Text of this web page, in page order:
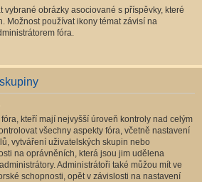
vybrané obrázky asociované s příspěvky, které
Možnost používat ikony témat závisí na
fóra.
kteří mají nejvyšší úroveň kontroly nad celým
všechny aspekty fóra, včetně nastavení
vytváření uživatelských skupin nebo
na oprávněních, která jsou jim udělena
Administrátoři také můžou mít ve
schopnosti, opět v závislosti na nastavení